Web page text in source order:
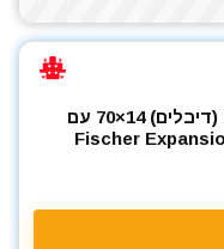
מארז 20 מיתדים (דיבלים) 14×70 עם